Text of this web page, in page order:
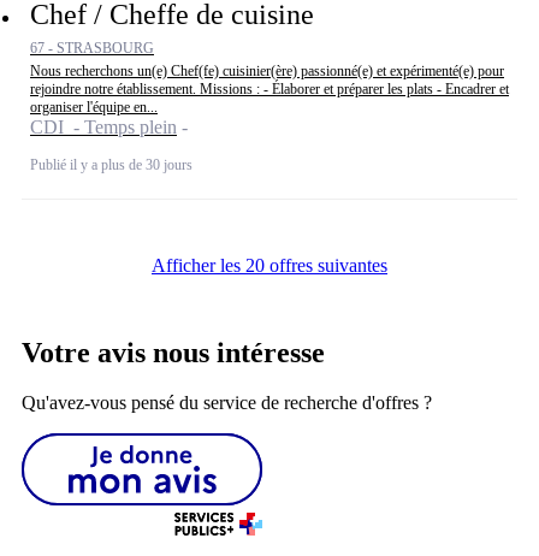
Chef / Cheffe de cuisine
67 - STRASBOURG
Nous recherchons un(e) Chef(fe) cuisinier(ère) passionné(e) et expérimenté(e) pour
rejoindre notre établissement. Missions : - Élaborer et préparer les plats - Encadrer et
organiser l'équipe en...
CDI - Temps plein
Publié il y a plus de 30 jours
Afficher les 20 offres suivantes
Votre avis nous intéresse
Qu'avez-vous pensé du service de recherche d'offres ?